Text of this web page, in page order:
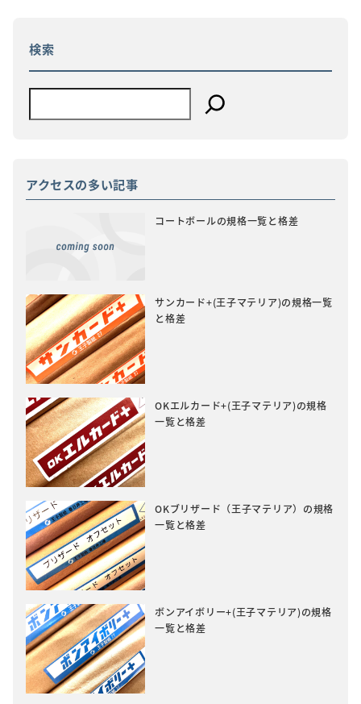
検索
アクセスの多い記事
コートボールの規格一覧と格差
サンカード+(王子マテリア)の規格一覧
と格差
OKエルカード+(王子マテリア)の規格
一覧と格差
OKブリザード（王子マテリア）の規格
一覧と格差
ボンアイボリー+(王子マテリア)の規格
一覧と格差